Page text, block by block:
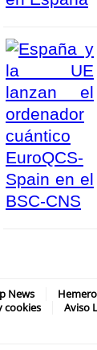
News
cookies
Aviso